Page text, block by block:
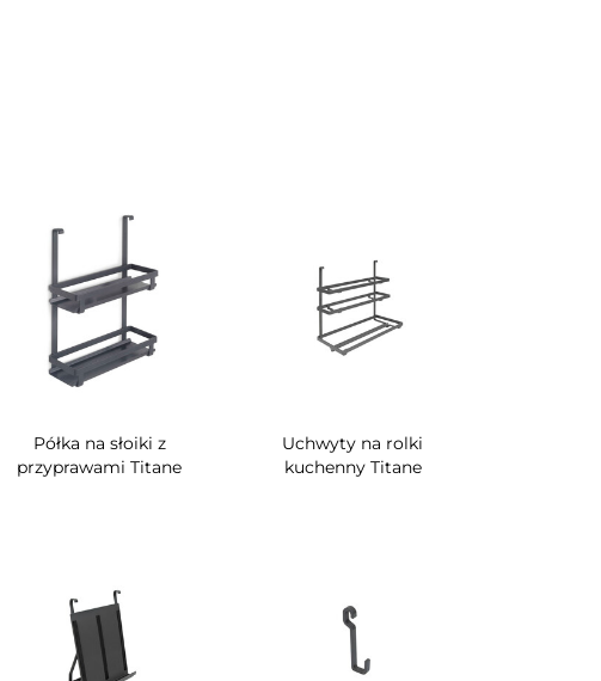
Półka na słoiki z
przyprawami Titane
Uchwyty na rolki
kuchenny Titane